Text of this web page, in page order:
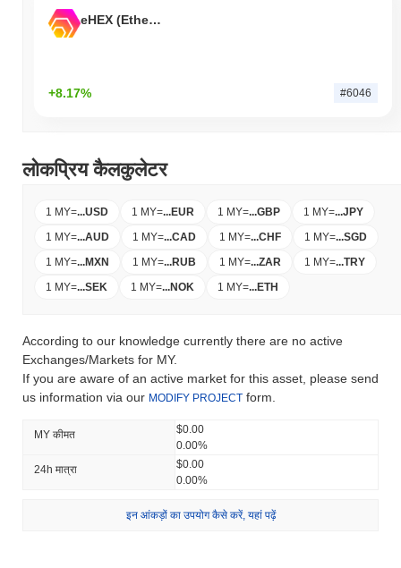
eHEX (Ethereum)
+8.17% #6046
लोकप्रिय कैलकुलेटर
1 MY=...USD 1 MY=...EUR 1 MY=...GBP 1 MY=...JPY
1 MY=...AUD 1 MY=...CAD 1 MY=...CHF 1 MY=...SGD
1 MY=...MXN 1 MY=...RUB 1 MY=...ZAR 1 MY=...TRY
1 MY=...SEK 1 MY=...NOK 1 MY=...ETH
According to our knowledge currently there are no active
Exchanges/Markets for MY.
If you are aware of an active market for this asset, please send
us information via our MODIFY PROJECT form.
MY कीमत
$0.00
0.00%
24h मात्रा
$0.00
0.00%
इन आंकड़ों का उपयोग कैसे करें, यहां पढ़ें